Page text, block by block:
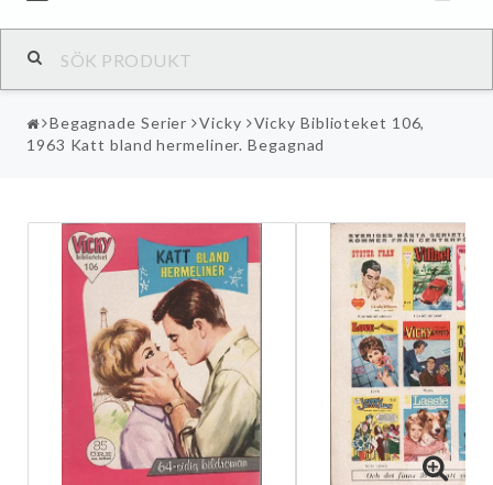
Begagnade Serier Vicky
Vicky Biblioteket 106,
1963 Katt bland hermeliner. Begagnad